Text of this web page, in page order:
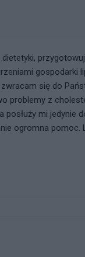
gospodarki
się do
problemy z
posłuży mi jedynie
ogromna pomoc.